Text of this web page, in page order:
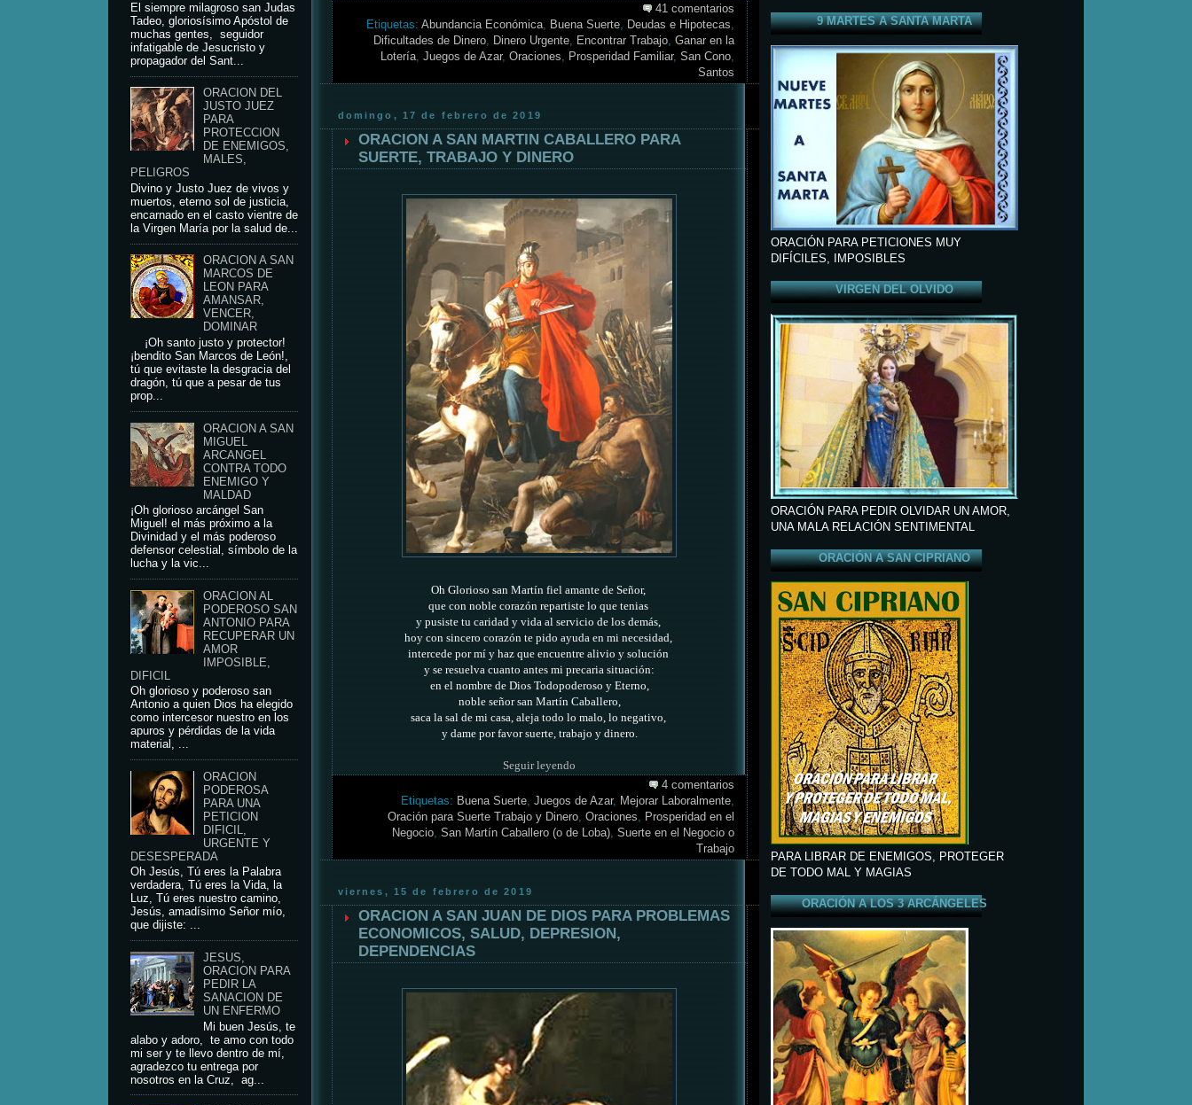
El siempre milagroso san Judas
Tadeo, gloriosísimo Apóstol de
muchas gentes, seguidor
infatigable de Jesucristo y
propagador del Sant...
ORACION DEL
JUSTO JUEZ
PARA
PROTECCION
DE ENEMIGOS,
MALES,
PELIGROS
Divino y Justo Juez de vivos y
muertos, eterno sol de justicia,
encarnado en el casto vientre de
la Virgen María por la salud de...
ORACION A SAN
MARCOS DE
LEON PARA
AMANSAR,
VENCER,
DOMINAR
¡Oh santo justo y protector!
¡bendito San Marcos de León!,
tú que evitaste la desgracia del
dragón, tú que a pesar de tus
prop...
ORACION A SAN
MIGUEL
ARCANGEL
CONTRA TODO
ENEMIGO Y
MALDAD
¡Oh glorioso arcángel San
Miguel! el más próximo a la
Divinidad y el más poderoso
defensor celestial, símbolo de la
lucha y la vic...
ORACION AL
PODEROSO SAN
ANTONIO PARA
RECUPERAR UN
AMOR
IMPOSIBLE,
DIFICIL
Oh glorioso y poderoso san
Antonio a quien Dios ha elegido
como intercesor nuestro en los
apuros y pérdidas de la vida
material, ...
ORACION
PODEROSA
PARA UNA
PETICION
DIFICIL,
URGENTE Y
DESESPERADA
Oh Jesús, Tú eres la Palabra
verdadera, Tú eres la Vida, la
Luz, Tú eres nuestro camino,
Jesús, amadísimo Señor mío,
que dijiste: ...
JESUS,
ORACION PARA
PEDIR LA
SANACION DE
UN ENFERMO
Mi buen Jesús, te
alabo y adoro, te amo con todo
mi ser y te llevo dentro de mí,
agradezco tu entrega por
nosotros en la Cruz, ag...
41 comentarios
Etiquetas: Abundancia Económica, Buena Suerte, Deudas e Hipotecas,
Dificultades de Dinero, Dinero Urgente, Encontrar Trabajo, Ganar en la
Lotería, Juegos de Azar, Oraciones, Prosperidad Familiar, San Cono,
Santos
domingo, 17 de febrero de 2019
ORACION A SAN MARTIN CABALLERO PARA
SUERTE, TRABAJO Y DINERO
Oh Glorioso san Martín fiel amante de Señor,
que con noble corazón repartiste lo que tenias
y pusiste tu caridad y vida al servicio de los demás,
hoy con sincero corazón te pido ayuda en mi necesidad,
intercede por mí y haz que encuentre alivio y solución
y se resuelva cuanto antes mi precaria situación:
en el nombre de Dios Todopoderoso y Eterno,
noble señor san Martín Caballero,
saca la sal de mi casa, aleja todo lo malo, lo negativo,
y dame por favor suerte, trabajo y dinero.
Seguir leyendo
4 comentarios
Etiquetas: Buena Suerte, Juegos de Azar, Mejorar Laboralmente,
Oración para Suerte Trabajo y Dinero, Oraciones, Prosperidad en el
Negocio, San Martín Caballero (o de Loba), Suerte en el Negocio o
Trabajo
viernes, 15 de febrero de 2019
ORACION A SAN JUAN DE DIOS PARA PROBLEMAS
ECONOMICOS, SALUD, DEPRESION,
DEPENDENCIAS
9 MARTES A SANTA MARTA
ORACIÓN PARA PETICIONES MUY
DIFÍCILES, IMPOSIBLES
VIRGEN DEL OLVIDO
ORACIÓN PARA PEDIR OLVIDAR UN AMOR,
UNA MALA RELACIÓN SENTIMENTAL
ORACIÓN A SAN CIPRIANO
PARA LIBRAR DE ENEMIGOS, PROTEGER
DE TODO MAL Y MAGIAS
ORACIÓN A LOS 3 ARCÁNGELES